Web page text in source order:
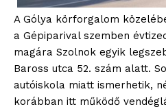
A Gólya körforgalom
a Gépiparival szemben
magára Szolnok egyik
Baross utca 52. szám alatt.
autóiskola miatt ismerhetik,
korábban itt működő